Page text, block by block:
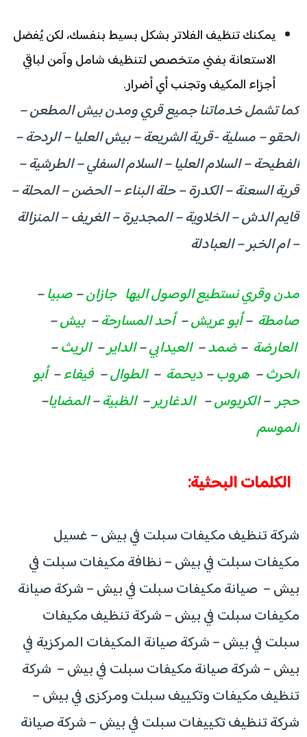
يمكنك تنظيف الفلاتر بشكل بسيط بنفسك، لكن يُفضل
الاستعانة بفني متخصص لتنظيف شامل وآمن لباقي
أجزاء المكيف وتجنب أي أضرار.
كما تشمل خدماتنا جميع قري ومدن بيش المطعن –
الحقو – مسلية -قرية الشريعة – بيش العليا – الردحة –
الفطيحة – السلام العليا – السلام السفلي – الطرشية –
قرية السعنة – الكدرة – حلة البناء – الحضن – المحلة –
قايم الدش – الخلاوية – المجديرة – الغريف – المنزالة
– ام الخبر – العبادلة
مدن وقري نستطيع الوصول اليها جازان–صبيا–
صامطة –أبو عريش–أحد المسارحة– بيش–
العارضة –ضمد– العيدابي–الداير– الريث–
الحرث– هروب–ديحمة –الطوال– فيفاء–أبو
حجر–الكربوس– الدغارير– الظبية–المضايا–
الموسم
الكلمات البحثية:
شركة تنظيف مكيفات سبلت في بيش – غسيل
مكيفات سبلت في بيش – نظافة مكيفات سبلت في
بيش – صيانة مكيفات سبلت في بيش – شركة صيانة
مكيفات سبلت في بيش – شركة تنظيف مكيفات
سبلت في بيش – شركة صيانة المكيفات المركزية في
بيش – شركة صيانة مكيفات سبلت في بيش – شركة
تنظيف مكيفات وتكييف سبلت ومركزى في بيش –
شركة تنظيف تكييفات سبلت في بيش – شركة صيانة